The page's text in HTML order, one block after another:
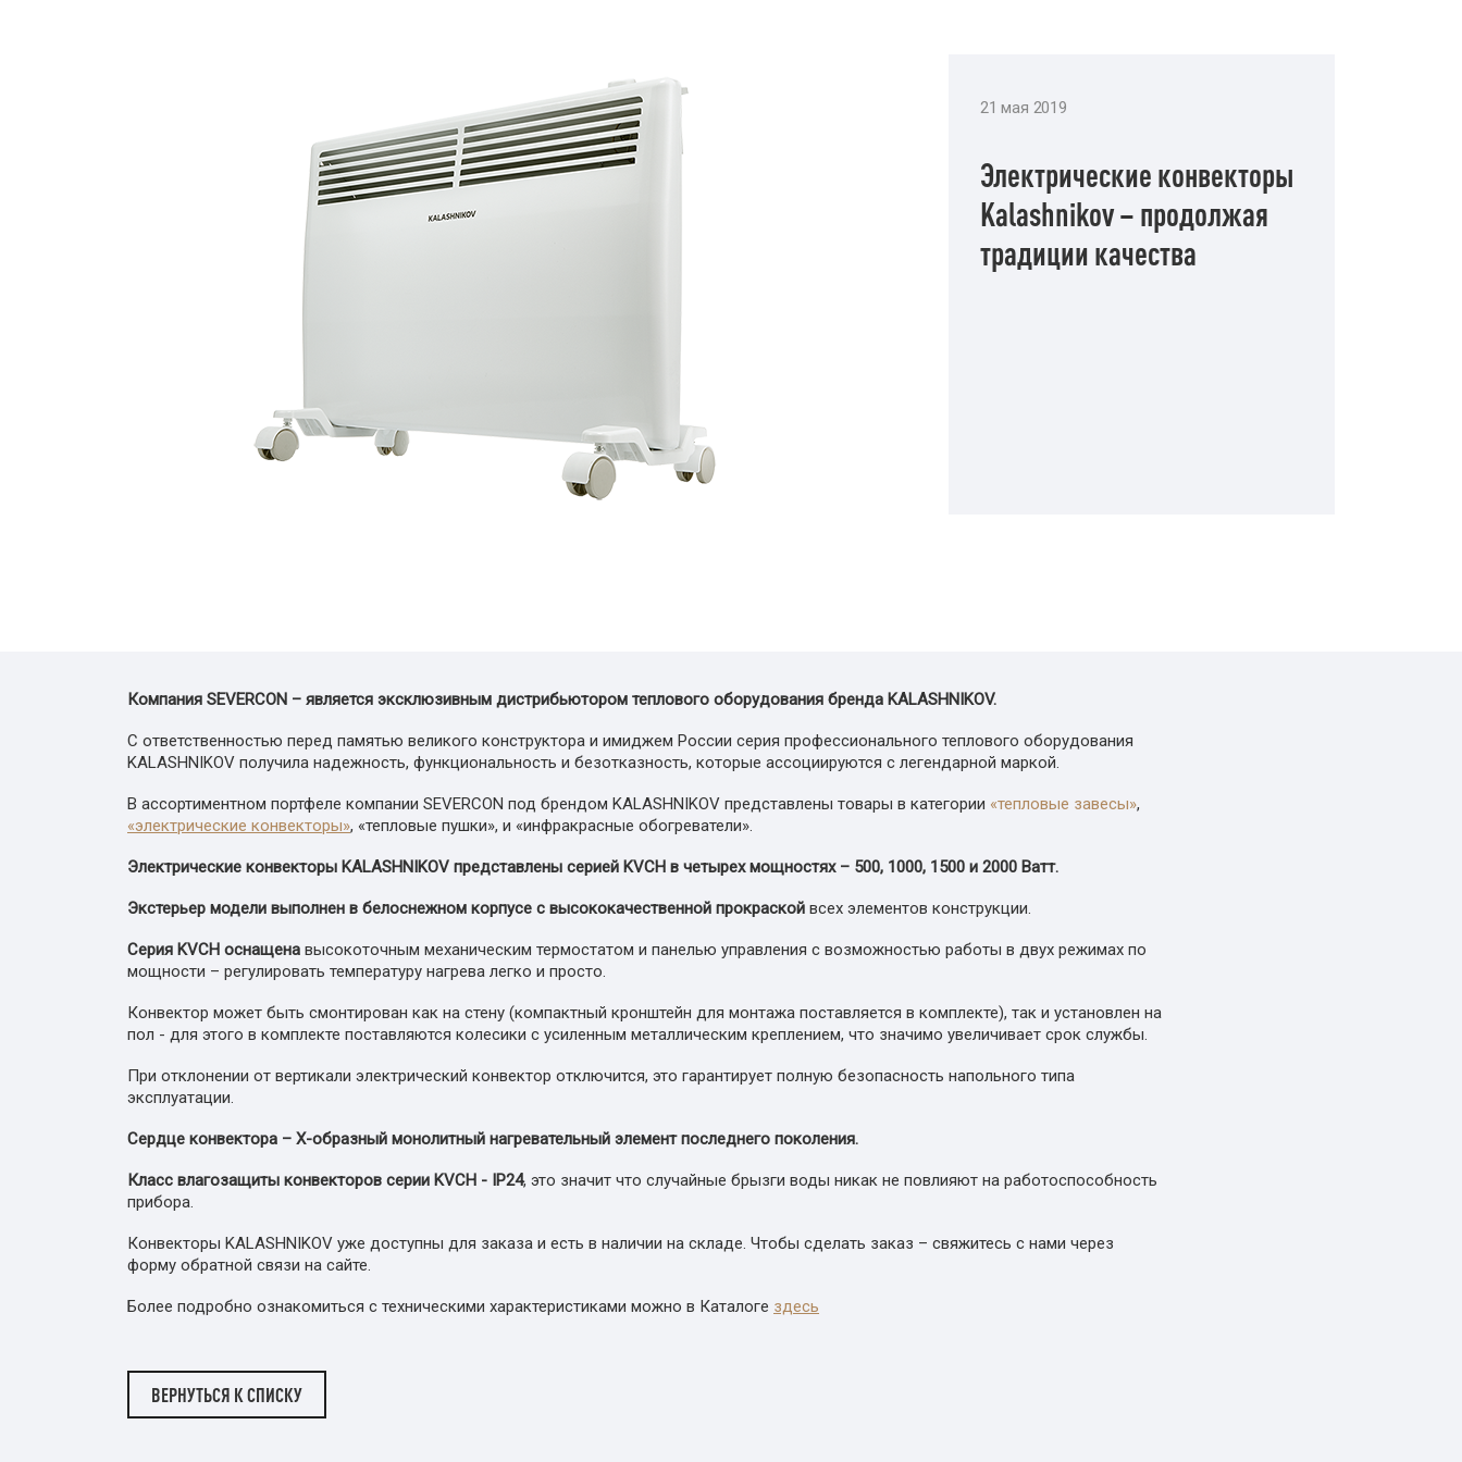
21 мая 2019
Электрические конвекторы
Kalashnikov – продолжая
традиции качества
Компания SEVERCON – является эксклюзивным дистрибьютором теплового оборудования бренда KALASHNIKOV.
С ответственностью перед памятью великого конструктора и имиджем России серия профессионального теплового оборудования
KALASHNIKOV получила надежность, функциональность и безотказность, которые ассоциируются с легендарной маркой.
В ассортиментном портфеле компании SEVERCON под брендом KALASHNIKOV представлены товары в категории «тепловые завесы»,
«электрические конвекторы», «тепловые пушки», и «инфракрасные обогреватели».
Электрические конвекторы KALASHNIKOV представлены серией KVCH в четырех мощностях – 500, 1000, 1500 и 2000 Ватт.
Экстерьер модели выполнен в белоснежном корпусе с высококачественной прокраской всех элементов конструкции.
Серия KVCH оснащена высокоточным механическим термостатом и панелью управления с возможностью работы в двух режимах по
мощности – регулировать температуру нагрева легко и просто.
Конвектор может быть смонтирован как на стену (компактный кронштейн для монтажа поставляется в комплекте), так и установлен на
пол - для этого в комплекте поставляются колесики с усиленным металлическим креплением, что значимо увеличивает срок службы.
При отклонении от вертикали электрический конвектор отключится, это гарантирует полную безопасность напольного типа
эксплуатации.
Сердце конвектора – Х-образный монолитный нагревательный элемент последнего поколения.
Класс влагозащиты конвекторов серии KVCH - IP24, это значит что случайные брызги воды никак не повлияют на работоспособность
прибора.
Конвекторы KALASHNIKOV уже доступны для заказа и есть в наличии на складе. Чтобы сделать заказ – свяжитесь с нами через
форму обратной связи на сайте.
Более подробно ознакомиться с техническими характеристиками можно в Каталоге здесь
ВЕРНУТЬСЯ К СПИСКУ